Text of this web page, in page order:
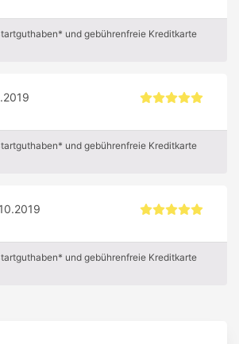
und gebührenfreie Kreditkarte
und gebührenfreie Kreditkarte
und gebührenfreie Kreditkarte